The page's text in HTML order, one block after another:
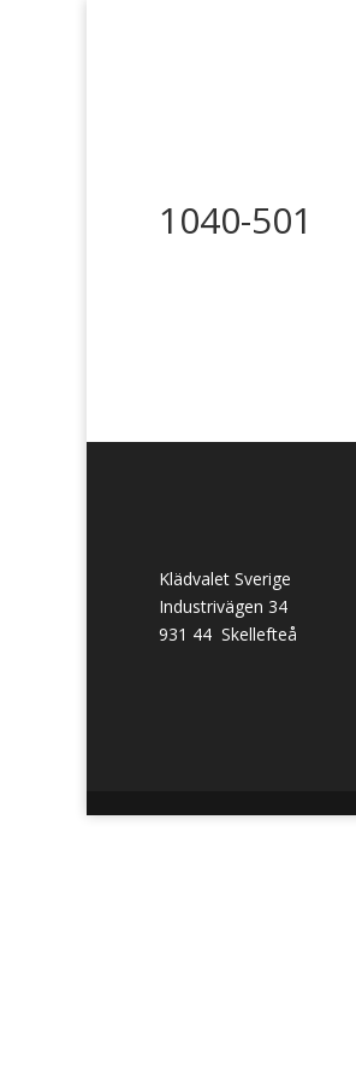
1040-501
Klädvalet Sverige
Industrivägen 34
931 44 Skellefteå